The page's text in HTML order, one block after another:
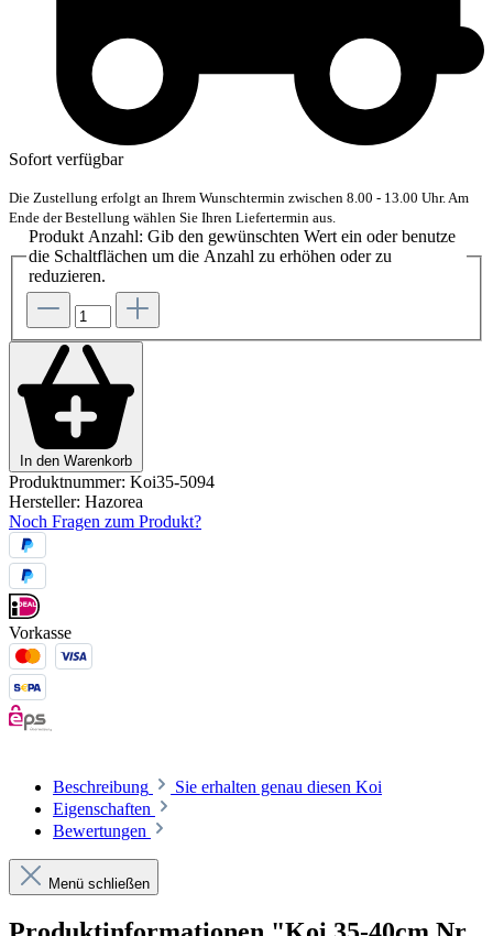
Sofort verfügbar
Die Zustellung erfolgt an Ihrem Wunschtermin zwischen 8.00 - 13.00 Uhr. Am
Ende der Bestellung wählen Sie Ihren Liefertermin aus.
Produkt Anzahl: Gib den gewünschten Wert ein oder benutze
die Schaltflächen um die Anzahl zu erhöhen oder zu
reduzieren.
In den Warenkorb
Produktnummer: Koi35-5094
Hersteller: Hazorea
Noch Fragen zum Produkt?
Vorkasse
Beschreibung
Sie erhalten genau diesen Koi
Eigenschaften
Bewertungen
Menü schließen